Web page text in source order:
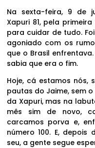
Na sexta-feira, 9 de
Xapuri 81, pela
para cuidar de tudo.
agoniado com os
que o Brasil
sabia que era o fim.
Hoje, cá estamos nós,
pautas do Jaime, sem
da Xapuri, mas na
mês sim de novo,
carcamos porva e,
número 100. E, depois
seu, a gente segue